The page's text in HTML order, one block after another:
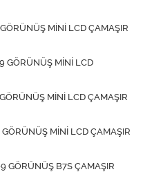
MİNİ LCD ÇAMAŞIR
GÖRÜNÜŞ MİNİ LCD
MİNİ LCD ÇAMAŞIR
MİNİ LCD ÇAMAŞIR
GÖRÜNÜŞ B7S ÇAMAŞIR